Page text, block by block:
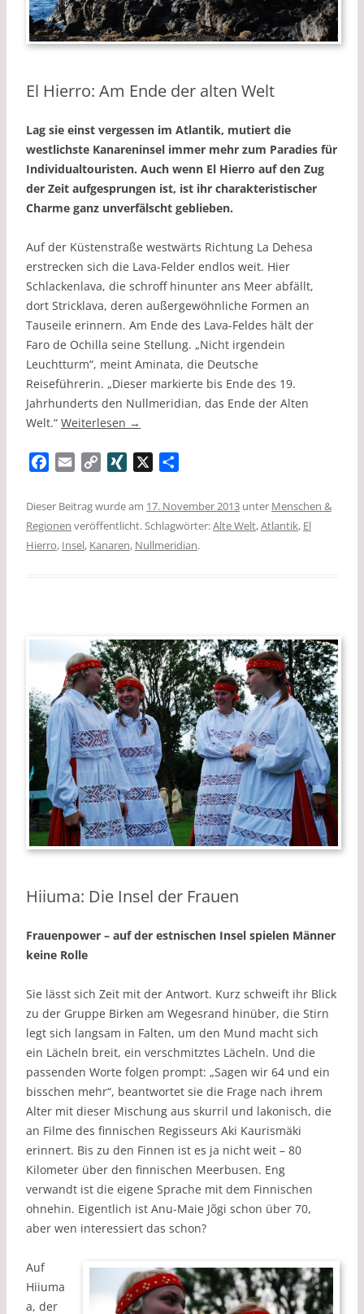
El Hierro: Am Ende der alten Welt
Lag sie einst vergessen im Atlantik, mutiert die
westlichste Kanareninsel immer mehr zum Paradies für
Individualtouristen. Auch wenn El Hierro auf den Zug
der Zeit aufgesprungen ist, ist ihr charakteristischer
Charme ganz unverfälscht geblieben.
Auf der Küstenstraße westwärts Richtung La Dehesa
erstrecken sich die Lava-Felder endlos weit. Hier
Schlackenlava, die schroff hinunter ans Meer abfällt,
dort Stricklava, deren außergewöhnliche Formen an
Tauseile erinnern. Am Ende des Lava-Feldes hält der
Faro de Ochilla seine Stellung. „Nicht irgendein
Leuchtturm“, meint Aminata, die Deutsche
Reiseführerin. „Dieser markierte bis Ende des 19.
Jahrhunderts den Nullmeridian, das Ende der Alten
Welt.“ Weiterlesen →
c
e
b
a
i
l
p
y
L
N
G
i
l
e
Dieser Beitrag wurde am 17. November 2013 unter Menschen &
Regionen veröffentlicht. Schlagwörter:Alte Welt,Atlantik, El
Hierro, Insel, Kanaren, Nullmeridian.
Hiiuma: Die Insel der Frauen
Frauenpower – auf der estnischen Insel spielen Männer
keine Rolle
Sie lässt sich Zeit mit der Antwort. Kurz schweift ihr Blick
zu der Gruppe Birken am Wegesrand hinüber, die Stirn
legt sich langsam in Falten, um den Mund macht sich
ein Lächeln breit, ein verschmitztes Lächeln. Und die
passenden Worte folgen prompt: „Sagen wir 64 und ein
bisschen mehr“, beantwortet sie die Frage nach ihrem
Alter mit dieser Mischung aus skurril und lakonisch, die
an Filme des finnischen Regisseurs Aki Kaurismäki
erinnert. Bis zu den Finnen ist es ja nicht weit – 80
Kilometer über den finnischen Meerbusen. Eng
verwandt ist die eigene Sprache mit dem Finnischen
ohnehin. Eigentlich ist Anu-Maie Jõgi schon über 70,
aber wen interessiert das schon?
Auf
Hiiuma
a, der